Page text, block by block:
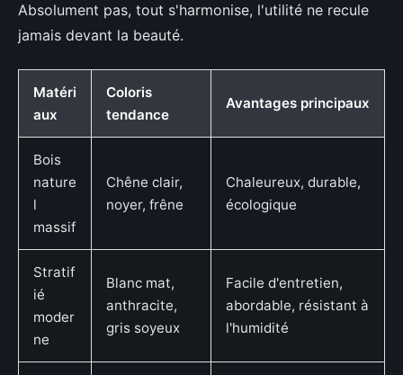
Absolument pas, tout s'harmonise, l'utilité ne recule
jamais devant la beauté.
Matéri
aux
Coloris
tendance
Avantages principaux
Bois
nature
l
massif
Chêne clair,
noyer, frêne
Chaleureux, durable,
écologique
Stratif
ié
moder
ne
Blanc mat,
anthracite,
gris soyeux
Facile d'entretien,
abordable, résistant à
l'humidité